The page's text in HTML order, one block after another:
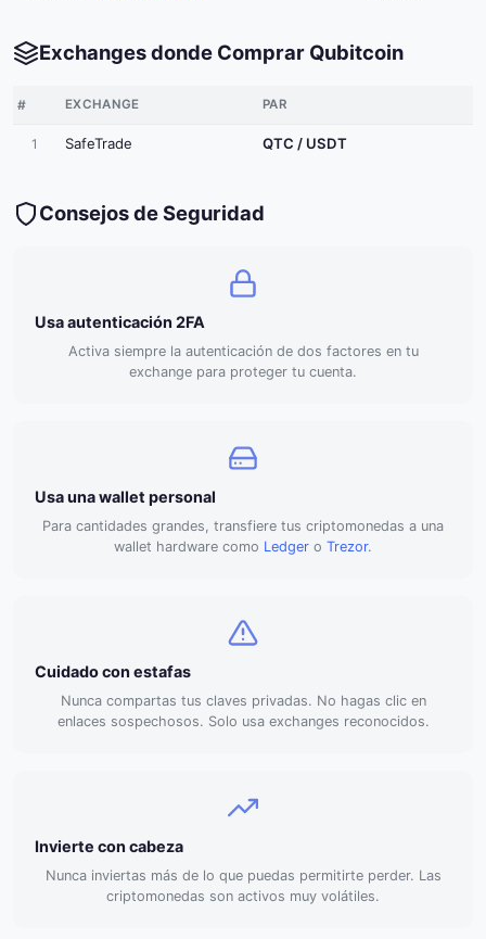
Exchanges donde Comprar Qubitcoin
# EXCHANGE PAR
1 SafeTrade QTC / USDT
Consejos de Seguridad
Usa autenticación 2FA
Activa siempre la autenticación de dos factores en tu
exchange para proteger tu cuenta.
Usa una wallet personal
Para cantidades grandes, transfiere tus criptomonedas a una
wallet hardware como Ledger o Trezor.
Cuidado con estafas
Nunca compartas tus claves privadas. No hagas clic en
enlaces sospechosos. Solo usa exchanges reconocidos.
Invierte con cabeza
Nunca inviertas más de lo que puedas permitirte perder. Las
criptomonedas son activos muy volátiles.